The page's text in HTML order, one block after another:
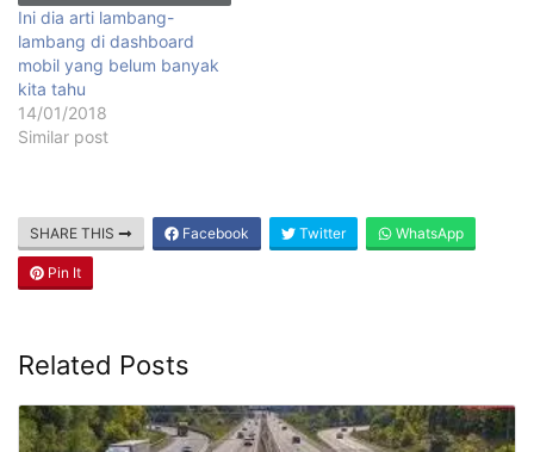
Ini dia arti lambang-
lambang di dashboard
mobil yang belum banyak
kita tahu
14/01/2018
Similar post
SHARE THIS Facebook Twitter WhatsApp
Pin It
Related Posts